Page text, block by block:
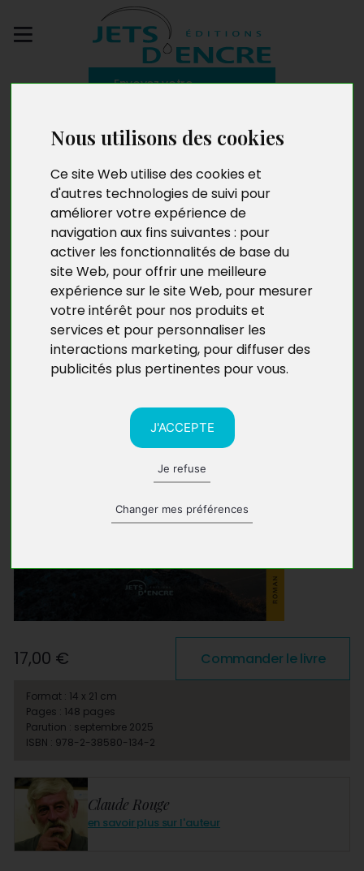
Nous utilisons des cookies
Ce site Web utilise des cookies et
d'autres technologies de suivi pour
améliorer votre expérience de
navigation aux fins suivantes : pour
activer les fonctionnalités de base du
site Web, pour offrir une meilleure
expérience sur le site Web, pour mesurer
votre intérêt pour nos produits et
services et pour personnaliser les
interactions marketing, pour diffuser des
publicités plus pertinentes pour vous.
J'ACCEPTE
Je refuse
Changer mes préférences
Envoyez votre
Clairs obscurs
Claude Rouge
en savoir plus sur l'auteur
17,00 € Commander le livre
Format : 14 x 21 cm
Pages : 148 pages
Parution : septembre 2025
ISBN : 978-2-38580-134-2